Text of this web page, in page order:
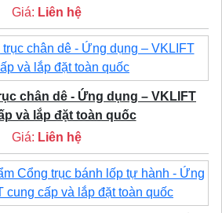
Giá: Liên hệ
chân dê - Ứng dụng – VKLIFT
và lắp đặt toàn quốc
Giá: Liên hệ